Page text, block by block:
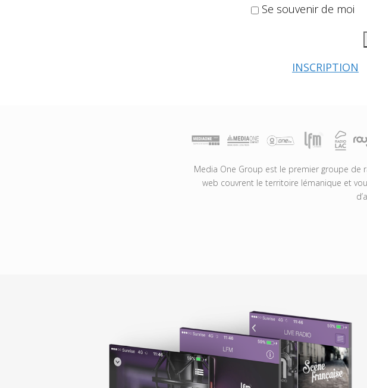
Se souvenir de moi
INSCRIPTION
Media One Group est le premier groupe de
web couvrent le territoire lémanique et